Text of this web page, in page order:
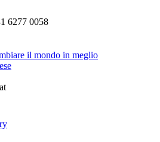
6277 0058
il mondo in meglio